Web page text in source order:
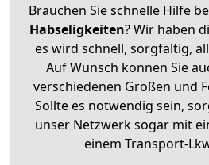
Brauchen Sie schnelle Hilfe
Habseligkeiten? Wir haben
es wird schnell, sorgfältig,
Auf Wunsch können Sie
verschiedenen Größen und
Sollte es notwendig sein,
unser Netzwerk sogar mit
einem Transport-